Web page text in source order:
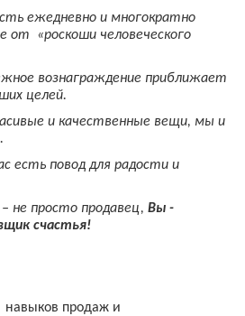
ежедневно и многократно
от «роскоши человеческого
вознаграждение приближает
целей.
и качественные вещи, мы и
есть повод для радости и
не просто продавец, Вы -
счастья!
навыков продаж и